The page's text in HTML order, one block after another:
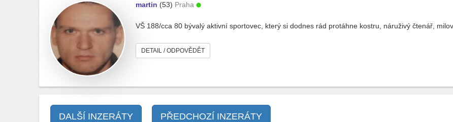
martin (53) Praha
VŠ 188/cca 80 bývalý aktivní sportovec, který si dodnes rád protáhne kostru, náruživý čtenář,
DETAIL / ODPOVĚDĚT
DALŠÍ INZERÁTY PŘEDCHOZÍ INZERÁTY